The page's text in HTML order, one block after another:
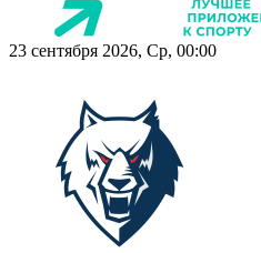
23 сентября 2026, Ср, 00:00